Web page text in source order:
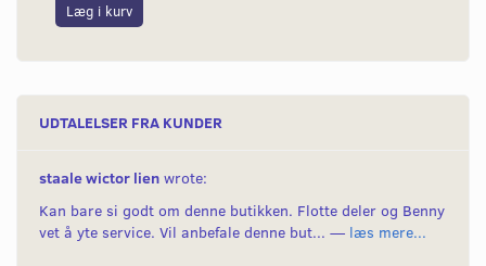
Læg i kurv
UDTALELSER FRA KUNDER
staale wictor lien wrote:
Kan bare si godt om denne butikken. Flotte deler og Benny
vet å yte service. Vil anbefale denne but... — læs mere...